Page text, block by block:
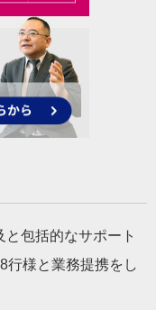
包括的なサポート
行様と業務提携をし